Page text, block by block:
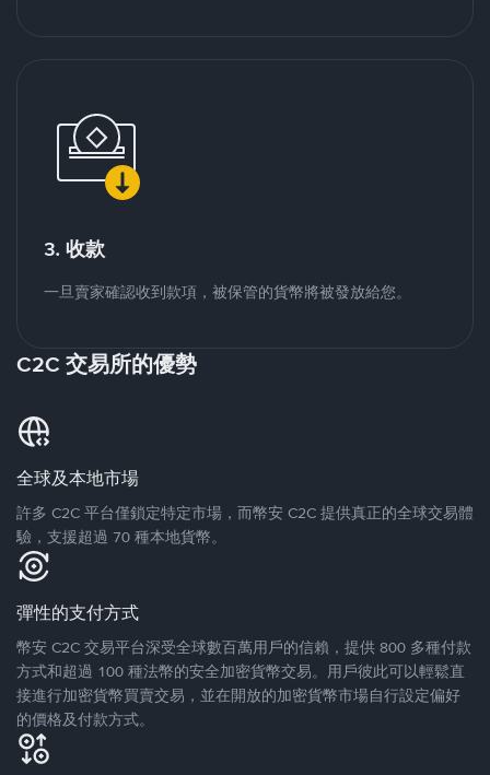
3. 收款
一旦賣家確認收到款項，被保管的貨幣將被發放給您。
C2C 交易所的優勢
全球及本地市場
許多 C2C 平台僅鎖定特定市場，而幣安 C2C 提供真正的全球交易體
驗，支援超過 70 種本地貨幣。
彈性的支付方式
幣安 C2C 交易平台深受全球數百萬用戶的信賴，提供 800 多種付款
方式和超過 100 種法幣的安全加密貨幣交易。用戶彼此可以輕鬆直
接進行加密貨幣買賣交易，並在開放的加密貨幣市場自行設定偏好
的價格及付款方式。